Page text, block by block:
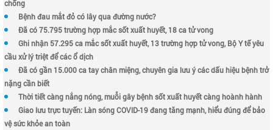
chống
Bệnh đau mắt đỏ có lây qua đường nước?
Đã có 75.795 trường hợp mắc sốt xuất huyết, 18 ca tử vong
Ghi nhận 57.295 ca mắc sốt xuất huyết, 13 trường hợp tử vong, Bộ Y tế yêu
cầu xử lý triệt để các ổ dịch
Đã có gần 15.000 ca tay chân miệng, chuyên gia lưu ý các dấu hiệu bệnh trở
nặng cần biết
Thời tiết càng nắng nóng, muỗi gây bệnh sốt xuất huyết càng hoành hành
Giao lưu trực tuyến: Làn sóng COVID-19 đang tăng mạnh, hiểu đúng để bảo
vệ sức khỏe an toàn